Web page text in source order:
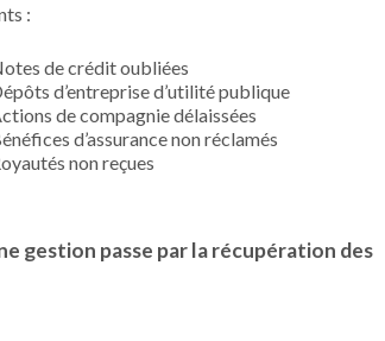
:
de crédit oubliées
d’entreprise d’utilité publique
de compagnie délaissées
d’assurance non réclamés
non reçues
gestion passe par la récupération des